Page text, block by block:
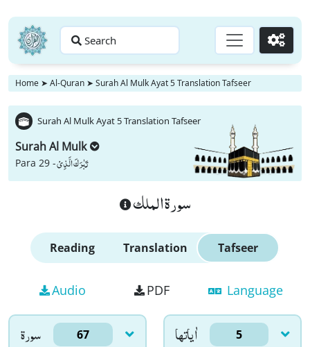
Search Go
Home ➤ Al-Quran ➤ Surah Al Mulk Ayat 5 Translation Tafseer
Surah Al Mulk Ayat 5 Translation Tafseer
Surah Al Mulk
Para 29 -تَبٰرَكَ الَّذِیْ
سورة الملك
Reading Translation Tafseer
Audio PDF Language
سورۃ 67 اٰياتها 5